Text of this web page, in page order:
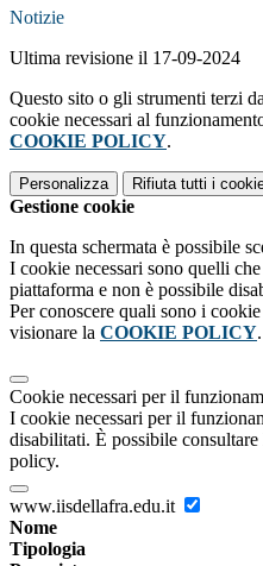
Notizie
Ultima revisione il 17-09-2024
Questo sito o gli strumenti terzi
cookie necessari al
COOKIE POLICY.
Personalizza Rifiuta tutti i
Gestione cookie
In questa schermata è possibile
I cookie necessari sono quelli
piattaforma e non è possibile
Per conoscere quali sono i
visionare la COOKIE POLICY.
Cookie necessari per il
I cookie necessari per il
disabilitati. È possibile
policy.
www.iisdellafra.edu.it
Nome
Tipologia